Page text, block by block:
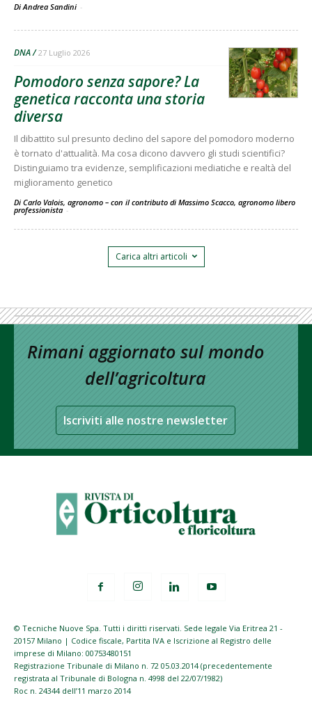
Di Andrea Sandini -
DNA 27 Luglio 2026
Pomodoro senza sapore? La
genetica racconta una storia
diversa
Il dibattito sul presunto declino del sapore del pomodoro moderno
è tornato d'attualità. Ma cosa dicono davvero gli studi scientifici?
Distinguiamo tra evidenze, semplificazioni mediatiche e realtà del
miglioramento genetico
Di Carlo Valois, agronomo – con il contributo di Massimo Scacco, agronomo libero
professionista -
Carica altri articoli
Rimani aggiornato sul mondo
dell’agricoltura
Iscriviti alle nostre newsletter
© Tecniche Nuove Spa. Tutti i diritti riservati. Sede legale Via Eritrea 21 -
20157 Milano | Codice fiscale, Partita IVA e Iscrizione al Registro delle
imprese di Milano: 00753480151
Registrazione Tribunale di Milano n. 72 05.03.2014 (precedentemente
registrata al Tribunale di Bologna n. 4998 del 22/07/1982)
Roc n. 24344 dell’11 marzo 2014